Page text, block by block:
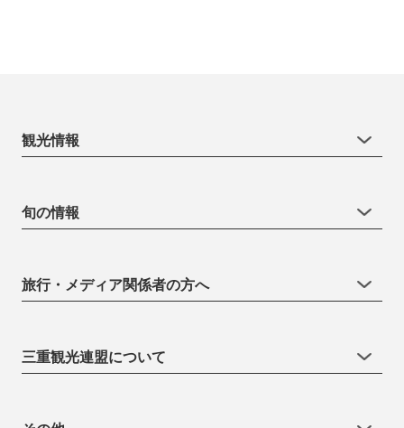
観光情報
旬の情報
旅行・メディア関係者の方へ
三重観光連盟について